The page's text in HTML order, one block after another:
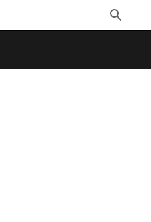
Toggle
Search